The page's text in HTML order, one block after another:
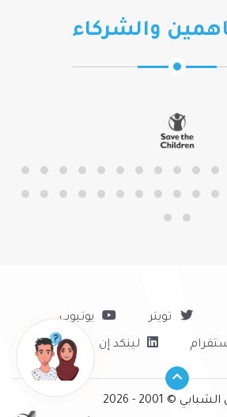
والشركاء
تويتر يوتيوب
لينكد إن
© 2001 - 2026